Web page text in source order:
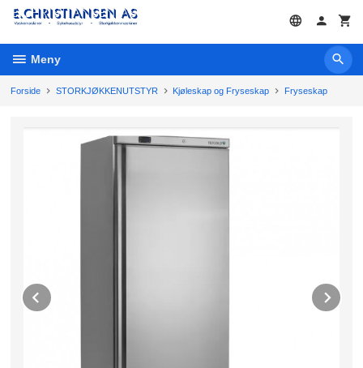
Gå
innholdet
Meny
Forside STORKJØKKENUTSTYR Kjøleskap og Fryseskap Fryseskap
Prev